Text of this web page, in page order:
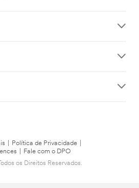
Política de Privacidade
Fale com o DPO
os Direitos Reservados.